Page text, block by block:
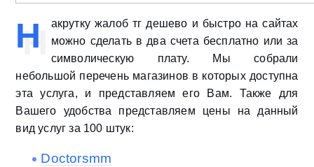
Н
акрутку жалоб тг дешево и быстро на сайтах
можно сделать в два счета бесплатно или за
символическую плату. Мы собрали
небольшой перечень магазинов в которых доступна
эта услуга, и представляем его Вам. Также для
Вашего удобства представляем цены на данный
вид услуг за 100 штук:
Doctorsmm